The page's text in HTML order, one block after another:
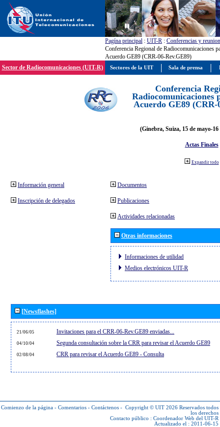
Pagína principal : UIT-R : Conferencias y
Conferencia Regional de Radiocomunicaciones
Acuerdo GE89 (CRR-06-Rev.GE89)
Sector de Radiocomunicaciones (UIT-R)
Conferencia
Radiocomunicaciones
Acuerdo GE89 (CRR-
(Ginebra, Suiza, 15 de mayo-
Actas Finales
Expandir todo
Información general
Inscripción de delegados
Documentos
Publicaciones
Actividades relacionadas
Otras informaciones
Informaciones de utilidad
Medios electrónicos UIT-R
[Newsflashes]
21/06/05 Invitaciones para el CRR-06-Rev.GE89 enviadas...
04/10/04 Segunda consultación sobre la CRR para revisar el Acuerdo GE89
02/08/04 CRR para revisar el Acuerdo GE89 - Consulta
Comienzo de la página - Comentarios - Contáctenos - Copyright © UIT 2026 Reservados todos
los derechos
Contacto público : Coordenador Web del UIT-R
Actualizado el : 2011-06-15
Sectores de la UIT Sala de prensa